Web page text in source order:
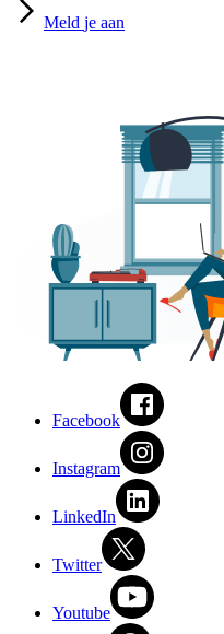
Meld je aan
Facebook
Instagram
LinkedIn
Twitter
Youtube